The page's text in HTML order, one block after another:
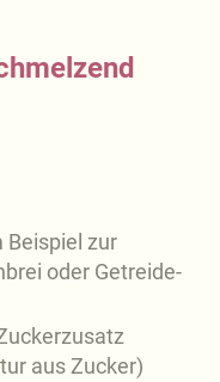
Beispiel zur
oder Getreide-
aus Zucker)